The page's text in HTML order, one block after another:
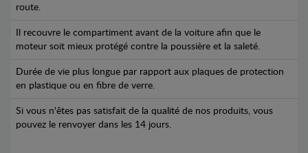
route.
Il recouvre le compartiment avant de la voiture afin que le
moteur soit mieux protégé contre la poussière et la saleté.
Durée de vie plus longue par rapport aux plaques de protection
en plastique ou en fibre de verre.
Si vous n'êtes pas satisfait de la qualité de nos produits, vous
pouvez le renvoyer dans les 14 jours.